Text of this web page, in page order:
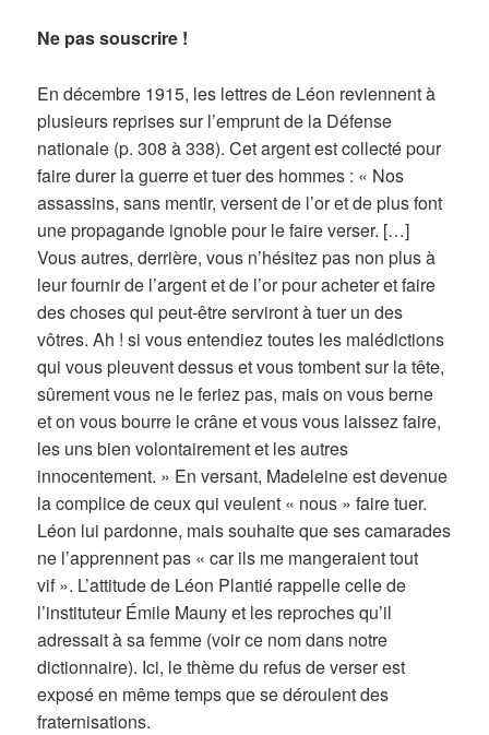
Ne pas souscrire !
En décembre 1915, les lettres de Léon reviennent à
plusieurs reprises sur l’emprunt de la Défense
nationale (p. 308 à 338). Cet argent est collecté pour
faire durer la guerre et tuer des hommes : « Nos
assassins, sans mentir, versent de l’or et de plus font
une propagande ignoble pour le faire verser. […]
Vous autres, derrière, vous n’hésitez pas non plus à
leur fournir de l’argent et de l’or pour acheter et faire
des choses qui peut-être serviront à tuer un des
vôtres. Ah ! si vous entendiez toutes les malédictions
qui vous pleuvent dessus et vous tombent sur la tête,
sûrement vous ne le feriez pas, mais on vous berne
et on vous bourre le crâne et vous vous laissez faire,
les uns bien volontairement et les autres
innocentement. » En versant, Madeleine est devenue
la complice de ceux qui veulent « nous » faire tuer.
Léon lui pardonne, mais souhaite que ses camarades
ne l’apprennent pas « car ils me mangeraient tout
vif ». L’attitude de Léon Plantié rappelle celle de
l’instituteur Émile Mauny et les reproches qu’il
adressait à sa femme (voir ce nom dans notre
dictionnaire). Ici, le thème du refus de verser est
exposé en même temps que se déroulent des
fraternisations.